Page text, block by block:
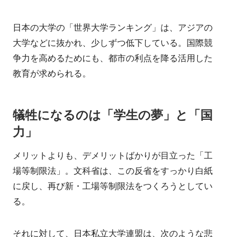
日本の大学の「世界大学ランキング」は、アジアの
大学などに抜かれ、少しずつ低下している。国際競
争力を高めるためにも、都市の利点を降る活用した
教育が求められる。
犠牲になるのは「学生の夢」と「国
力」
メリットよりも、デメリットばかりが目立った「工
場等制限法」。文科省は、この反省をすっかり白紙
に戻し、再び新・工場等制限法をつくろうとしてい
る。
それに対して、日本私立大学連盟は、次のような悲